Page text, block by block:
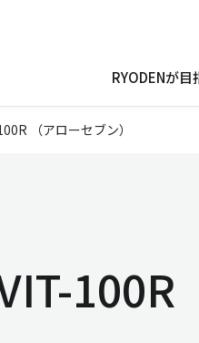
RYODENが目
（アローセブン）
100R